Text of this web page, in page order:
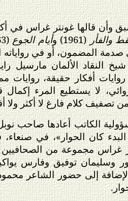
وأن قالها غونتر غراس في
والفأر(1961) و أيام الجوع
صدمة المضمون، أو في رواياته
شيخ النقاد الألمان مارسيل
روايات أفكار حقيقة،
لا يستطيع المرء إكمال
تصفيف كلام فارغ لا أكثر ولا
الكاتب أعادها صاحب
كان الحوار»، في صنعاء،
غراس مجموعة من الصحافيين
وسليمان توفيق وفارس
إلى حضور الشاعر